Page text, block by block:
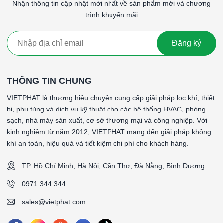
Lợi Ích của Lọc Túi F8 Khung Nhôm:
: Giúp bảo vệ các thiết bị và hệ thống khỏi
bị hư hỏng do bụi bẩn nhỏ, kéo dài tuổi thọ của thiết bị.
Giảm chi phí bảo trì
: Việc sử dụng lọc túi F8 giúp kéo dài
tuổi thọ của các bộ lọc tinh hơn, giảm chi phí bảo trì và
Cải thiện chất lượng không khí
trong môi trường làm việc hoặc sinh hoạt.
Dễ dàng bảo trì: Thiết kế khung nhôm bền chắc, nhẹ và
dễ dàng tháo lắp, vệ sinh, giúp tiết kiệm thời gian và công
sức trong quá trình bảo trì.
Chi phí hợp lý: Lọc túi F8 cung cấp một giải pháp hiệu
lọc cao.
Kết Luận:
Lọc túi F8 khung nhôm là một giải pháp hiệu quả và tiết kiệm
Nhận thông tin cập nhật mới nhất về sản phẩm mới và chương
trình khuyến mãi
Đăng ký
THÔNG TIN CHUNG
VIETPHAT là thương hiệu chuyên cung cấp giải pháp lọc khí, thiết
bị, phụ tùng và dịch vụ kỹ thuật cho các hệ thống HVAC, phòng
sạch, nhà máy sản xuất, cơ sở thương mại và công nghiệp. Với
kinh nghiệm từ năm 2012, VIETPHAT mang đến giải pháp không
khí an toàn, hiệu quả và tiết kiệm chi phí cho khách hàng.
TP. Hồ Chí Minh, Hà Nội, Cần Thơ, Đà Nẵng, Bình Dương
0971.344.344
sales@vietphat.com